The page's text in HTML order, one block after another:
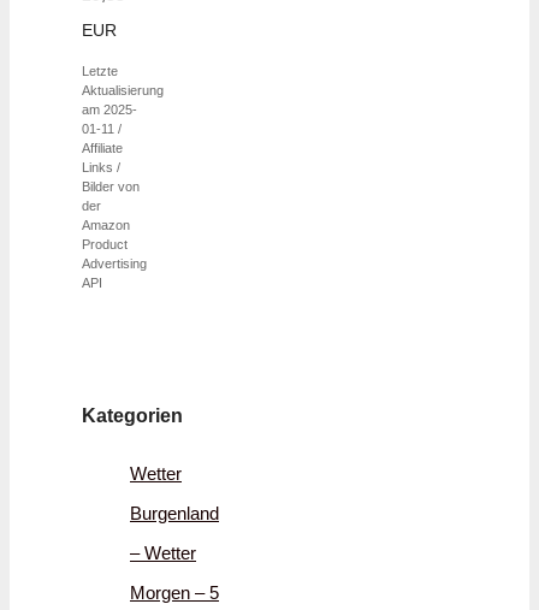
EUR
Letzte
Aktualisierung
am 2025-
01-11 /
Affiliate
Links /
Bilder von
der
Amazon
Product
Advertising
API
Kategorien
Wetter
Burgenland
– Wetter
Morgen – 5